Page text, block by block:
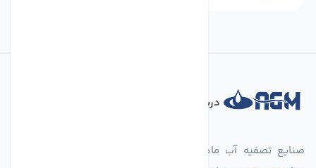
درباره فروشگاه